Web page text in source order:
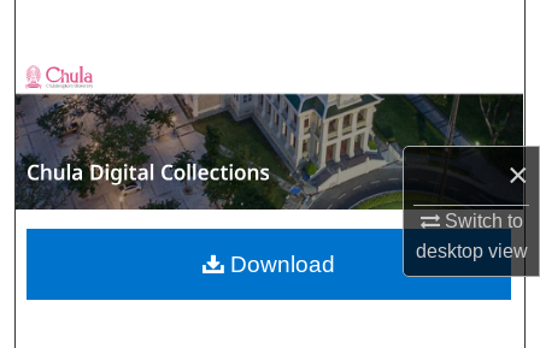
×
Switch to
desktopview
Browse Collections
My Account
About
Digital Commons Network™
Download